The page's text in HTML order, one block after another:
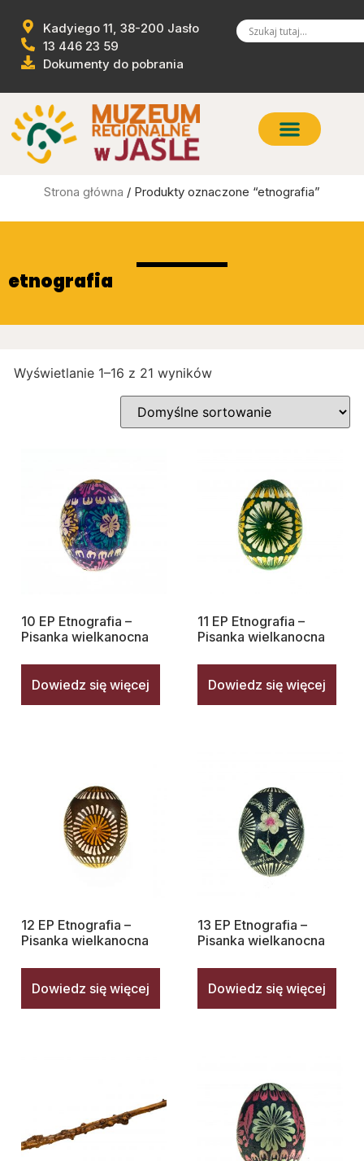
Kadyiego 11, 38-200 Jasło
13 446 23 59
Dokumenty do pobrania
Strona główna / Produkty oznaczone “etnografia”
etnografia
Wyświetlanie 1–16 z 21 wyników
10 EP Etnografia –
Pisanka wielkanocna
Dowiedz się więcej
11 EP Etnografia –
Pisanka wielkanocna
Dowiedz się więcej
12 EP Etnografia –
Pisanka wielkanocna
Dowiedz się więcej
13 EP Etnografia –
Pisanka wielkanocna
Dowiedz się więcej